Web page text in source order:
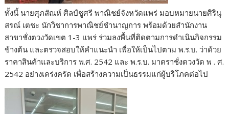
ทั้งนี้ นายศุภสัณห์ ศิลป์ชูศรี พาณิชย์จังหวัดแพร่ มอบหมายนายศิรินุ
สรณ์ เตชะ นักวิชาการพาณิชย์ชำนาญการ พร้อมด้วยสำนักงาน
สาขาชั่งตวงวัดเขต 1-3 แพร่ ร่วมลงพื้นที่ติดตามการดำเนินกิจกรรม
ข้างต้น และตรวจสอบให้คำแนะนำ เพื่อให้เป็นไปตาม พ.ร.บ. ว่าด้วย
ราคาสินค้าและบริการ พ.ศ. 2542 และ พ.ร.บ. มาตราชั่งตวงวัด พ . ศ.
2542 อย่างเคร่งครัด เพื่อสร้างความเป็นธรรมแก่ผู้บริโภคต่อไป